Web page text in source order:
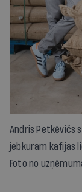
Andris Petkēvičs
jebkuram kafijas
Foto no